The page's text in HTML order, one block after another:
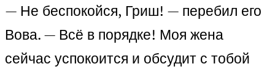
— Не беспокойся, Гриш! — перебил его
Вова. — Всё в порядке! Моя жена
сейчас успокоится и обсудит с тобой